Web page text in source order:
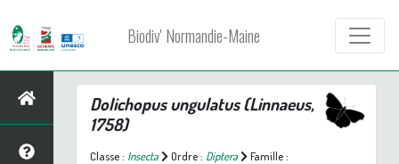
Biodiv' Normandie-Maine
Dolichopus ungulatus(Linnaeus,
1758)
Classe : Insecta Ordre : Diptera
Famille :